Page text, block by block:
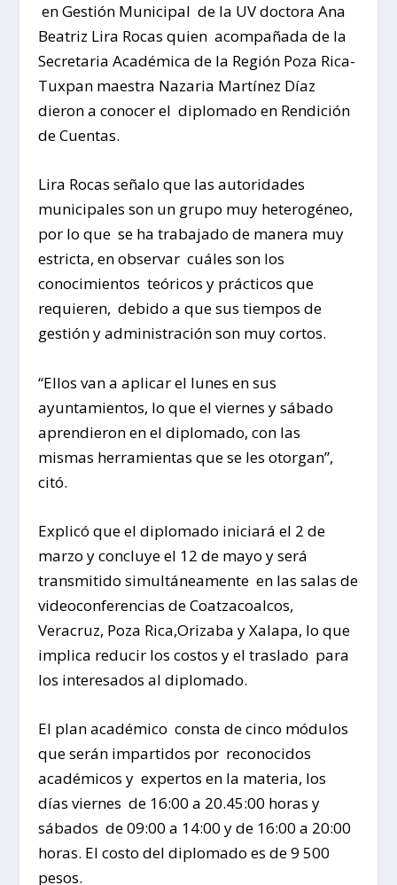
en Gestión Municipal de la UV doctora Ana
Beatriz Lira Rocas quien acompañada de la
Secretaria Académica de la Región Poza Rica-
Tuxpan maestra Nazaria Martínez Díaz
dieron a conocer el diplomado en Rendición
de Cuentas.
Lira Rocas señalo que las autoridades
municipales son un grupo muy heterogéneo,
por lo que se ha trabajado de manera muy
estricta, en observar cuáles son los
conocimientos teóricos y prácticos que
requieren, debido a que sus tiempos de
gestión y administración son muy cortos.
“Ellos van a aplicar el lunes en sus
ayuntamientos, lo que el viernes y sábado
aprendieron en el diplomado, con las
mismas herramientas que se les otorgan”,
citó.
Explicó que el diplomado iniciará el 2 de
marzo y concluye el 12 de mayo y será
transmitido simultáneamente en las salas de
videoconferencias de Coatzacoalcos,
Veracruz, Poza Rica,Orizaba y Xalapa, lo que
implica reducir los costos y el traslado para
los interesados al diplomado.
El plan académico consta de cinco módulos
que serán impartidos por reconocidos
académicos y expertos en la materia, los
días viernes de 16:00 a 20.45:00 horas y
sábados de 09:00 a 14:00 y de 16:00 a 20:00
horas. El costo del diplomado es de 9 500
pesos.